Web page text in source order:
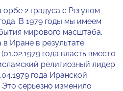
2 градуса с Регулом
В 1979 годы мы имеем
мирового масштаба.
Иране в результате
(01.02.1979 года власть вместо
религиозный лидер
года Иранской
серьезно изменило